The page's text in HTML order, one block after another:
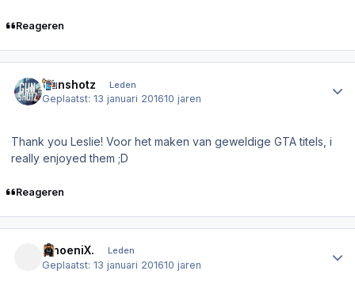
Reageren
Gunshotz Leden
Geplaatst:13 januari 201610 jaren
Thank you Leslie! Voor het maken van geweldige GTA titels, i
really enjoyed them ;D
Reageren
.PhoeniX. Leden
Geplaatst:13 januari 201610 jaren